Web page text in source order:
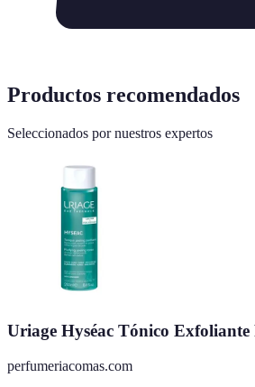
Productos recomendados
Seleccionados por nuestros expertos
Uriage Hyséac Tónico
perfumeriacomas.com